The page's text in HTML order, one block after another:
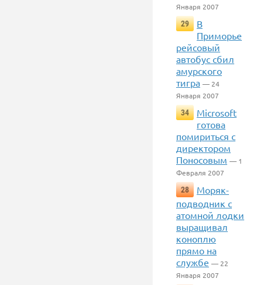
Января 2007
29
В
Приморье
рейсовый
автобус сбил
амурского
тигра — 24
Января 2007
34
Microsoft
готова
помириться с
директором
Поносовым — 1
Февраля 2007
28
Моряк-
подводник с
атомной лодки
выращивал
коноплю
прямо на
службе — 22
Января 2007